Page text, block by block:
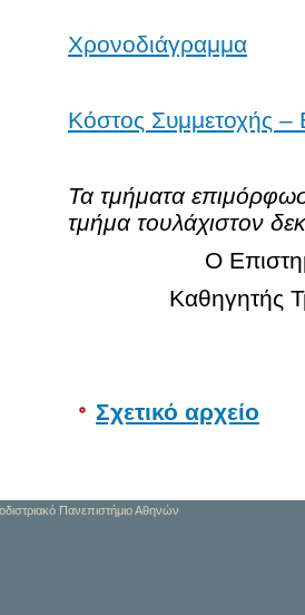
Χρονοδιάγραμμα
Κόστος Συμμετοχής –
Τα τμήματα
τμήμα τουλάχιστον
Ο
Καθηγητής
Σχετικό αρχείο
Πανεπιστήμιο Αθηνών